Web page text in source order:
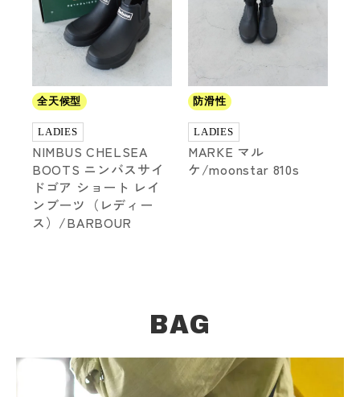
全天候型
LADIES
NIMBUS CHELSEA
BOOTS ニンバスサイ
ドゴア ショート レイ
ンブーツ（レディー
ス）/BARBOUR
防滑性
LADIES
MARKE マル
ケ/moonstar 810s
BAG